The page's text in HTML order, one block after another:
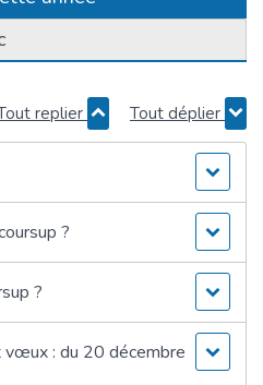
replier Tout déplier
?
?
vœux : du 20 décembre